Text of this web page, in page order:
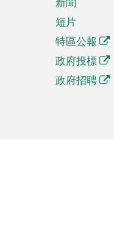
短片
特區公報
政府投標
政府招聘